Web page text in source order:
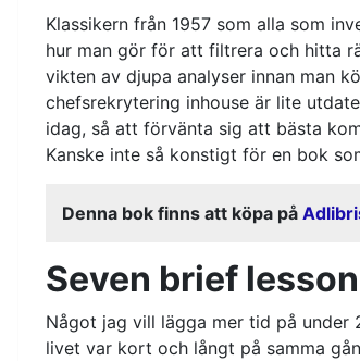
Klassikern från 1957 som alla som
hur man gör för att filtrera och hitta
vikten av djupa analyser innan man
chefsrekrytering inhouse är lite
idag, så att förvänta sig att bästa
Kanske inte så konstigt för en bok
Denna bok finns att köpa på
Seven brief
Något jag vill lägga mer tid på under
livet var kort och långt på samma